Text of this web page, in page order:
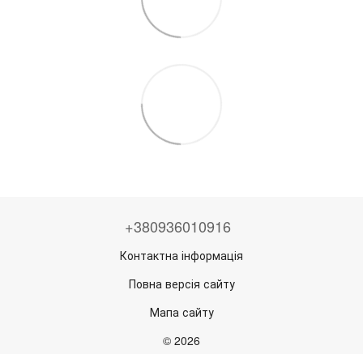
+380936010916
Контактна інформація
Повна версія сайту
Мапа сайту
© 2026